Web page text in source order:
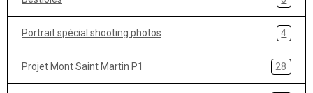
Portrait spécial shooting photos 4
Projet Mont Saint Martin P1 28